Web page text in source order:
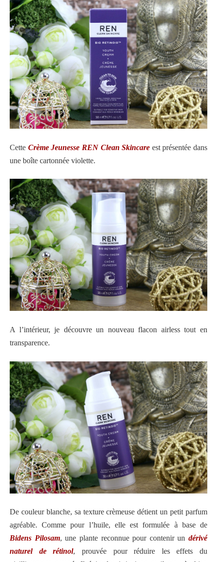
Cette Crème Jeunesse REN Clean Skincare est présentée dans
une boîte cartonnée violette.
A l’intérieur, je découvre un nouveau flacon airless tout en
transparence.
De couleur blanche, sa texture crèmeuse détient un petit parfum
agréable. Comme pour l’huile, elle est formulée à base de
Bidens Pilosam, une plante reconnue pour contenir un dérivé
naturel de rétinol, prouvée pour réduire les effets du